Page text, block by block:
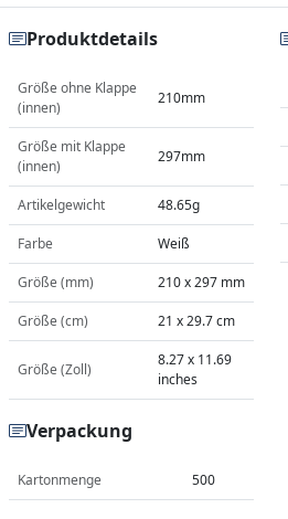
Produktdetails
Größe ohne Klappe
(innen)
210mm
Größe mit Klappe
(innen)
297mm
Artikelgewicht 48.65g
Farbe Weiß
Größe (mm) 210 x 297 mm
Größe (cm) 21 x 29.7 cm
Größe (Zoll)
8.27 x 11.69
inches
Verpackung
Kartonmenge 500